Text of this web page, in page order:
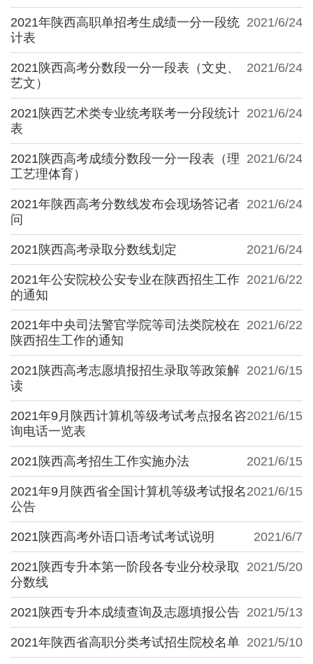
2021/6/24
2021年陕西高职单招考生成绩一分一段统
计表
2021/6/24
2021陕西高考分数段一分一段表（文史、
艺文）
2021/6/24
2021陕西艺术类专业统考联考一分段统计
表
2021/6/24
2021陕西高考成绩分数段一分一段表（理
工艺理体育）
2021/6/24
2021年陕西高考分数线发布会现场答记者
问
2021/6/24
2021陕西高考录取分数线划定
2021/6/22
2021年公安院校公安专业在陕西招生工作
的通知
2021/6/22
2021年中央司法警官学院等司法类院校在
陕西招生工作的通知
2021/6/15
2021陕西高考志愿填报招生录取等政策解
读
2021/6/15
2021年9月陕西计算机等级考试考点报名咨
询电话一览表
2021/6/15
2021陕西高考招生工作实施办法
2021/6/15
2021年9月陕西省全国计算机等级考试报名
公告
2021/6/7
2021陕西高考外语口语考试考试说明
2021/5/20
2021陕西专升本第一阶段各专业分校录取
分数线
2021/5/13
2021陕西专升本成绩查询及志愿填报公告
2021/5/10
2021年陕西省高职分类考试招生院校名单